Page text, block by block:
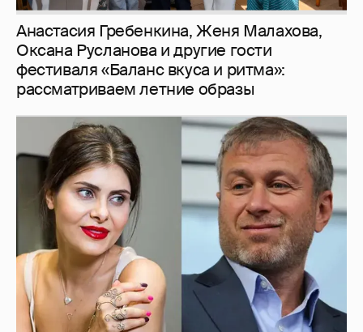
И снова невеста 357